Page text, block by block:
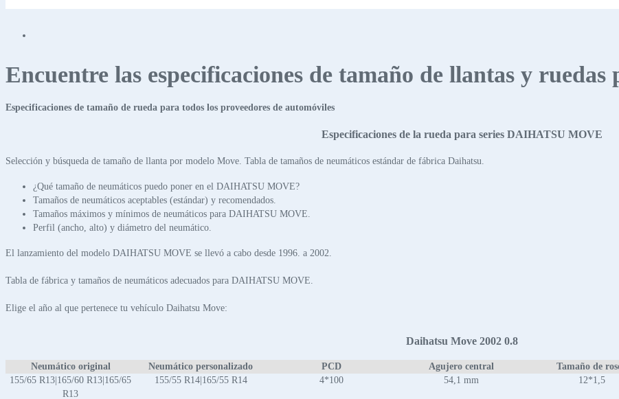
Encuentre las especificaciones de tamaño de llantas y
Especificaciones de tamaño de rueda para todos los proveedores de automóviles
Especificaciones de la rueda para series DAIHATSU MOVE
Selección y búsqueda de tamaño de llanta por modelo Move. Tabla de tamaños de neumáticos estándar de fábrica Daihatsu.
¿Qué tamaño de neumáticos puedo poner en el DAIHATSU MOVE?
Tamaños de neumáticos aceptables (estándar) y recomendados.
Tamaños máximos y mínimos de neumáticos para DAIHATSU MOVE.
Perfil (ancho, alto) y diámetro del neumático.
El lanzamiento del modelo DAIHATSU MOVE se llevó a cabo desde 1996. a 2002.
Tabla de fábrica y tamaños de neumáticos adecuados para DAIHATSU MOVE.
Elige el año al que pertenece tu vehículo Daihatsu Move:
Daihatsu Move 2002 0.8
Neumático original Neumático personalizado PCD Agujero central Tamaño de
155/65 R13|165/60 R13|165/65
R13
155/55 R14|165/55 R14 4*100 54,1 mm 12*1,5